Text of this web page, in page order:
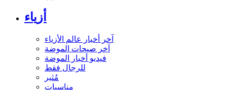
أزياء
آخر أخبار عالم الأزياء
آخر صيحات الموضة
فيديو أخبار الموضة
للرجال فقط
مُثير
مناسبات